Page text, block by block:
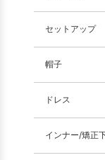
セットアップ
帽子
ドレス
インナー/矯正